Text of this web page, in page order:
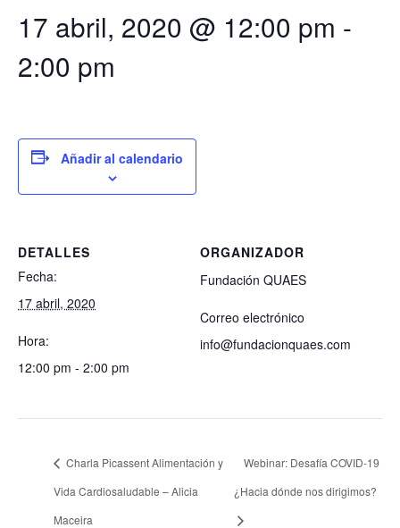
17 abril, 2020 @ 12:00 pm -
2:00 pm
Añadir al calendario
DETALLES
Fecha:
17 abril, 2020
Hora:
12:00 pm - 2:00 pm
ORGANIZADOR
Fundación QUAES
Correo electrónico
info@fundacionquaes.com
Charla Picassent Alimentación y
Vida Cardiosaludable – Alicia
Maceira
Webinar: Desafía COVID-19
¿Hacia dónde nos dirigimos?